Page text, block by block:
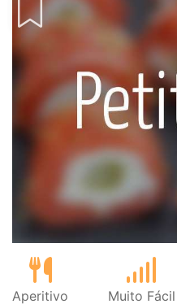
Aperitivo Muito Fácil